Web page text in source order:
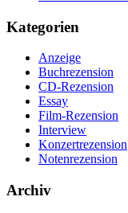
Kategorien
Anzeige
Buchrezension
CD-Rezension
Essay
Film-Rezension
Interview
Konzertrezension
Notenrezension
Archiv